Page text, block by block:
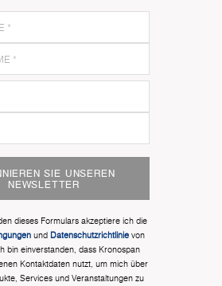
SIE UNSEREN
NEWSLETTER
dieses Formulars akzeptiere ich die
und Datenschutzrichtlinievon
bin einverstanden, dass Kronospan
Kontaktdaten nutzt, um mich über
Services und Veranstaltungen zu